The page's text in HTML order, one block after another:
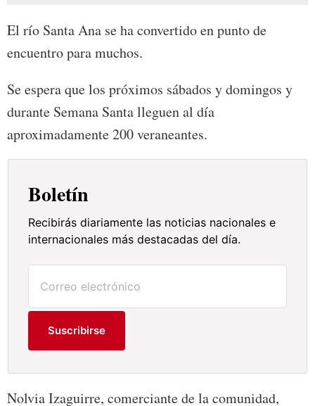
El río Santa Ana se ha convertido en punto de
encuentro para muchos.
Se espera que los próximos sábados y domingos y
durante Semana Santa lleguen al día
aproximadamente 200 veraneantes.
Boletín
Recibirás diariamente las noticias nacionales e
internacionales más destacadas del día.
Suscribirse
Nolvia Izaguirre, comerciante de la comunidad,